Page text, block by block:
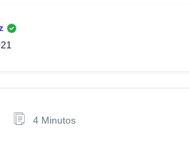
4 Minutos